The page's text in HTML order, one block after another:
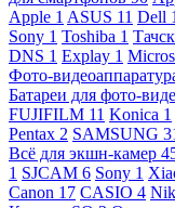
Apple 1 ASUS 11 Dell 1
Sony 1 Toshiba 1
DNS 1 Explay 1
Фото-
Батареи для фото-
FUJIFILM 11 Konica 1
Pentax 2 SAMSUNG
Всё для экшн-камер
1 SJCAM 6 Sony 1
Canon 17 CASIO 4